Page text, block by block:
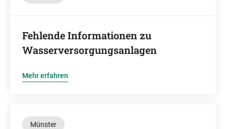
Fehlende Informationen zu
Wasserversorgungsanlagen
Mehr erfahren
Münster